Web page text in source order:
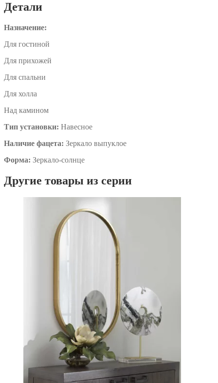
Детали
Назначение:
Для гостиной
Для прихожей
Для спальни
Для холла
Над камином
Тип установки: Навесное
Наличие фацета: Зеркало выпуклое
Форма: Зеркало-солнце
Другие товары из серии